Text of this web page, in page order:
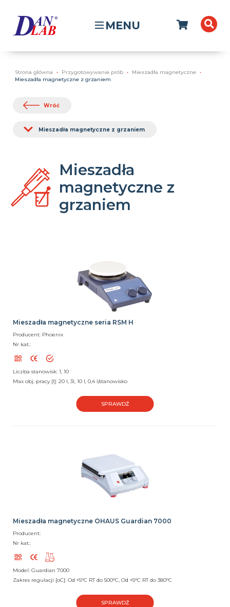
MENU
Strona główna Przygotowywanie prób
Mieszadła magnetyczne
Mieszadła magnetyczne z grzaniem
Wróć
Mieszadła magnetyczne z grzaniem
Mieszadła
magnetyczne z
grzaniem
Mieszadła magnetyczne seria RSM H
Producent: Phoenix
Nr kat.:
Liczba stanowisk: 1, 10
Max obj. pracy [l]: 20 l, 3l, 10 l, 0,4 l/stanowisko
SPRAWDŹ
Mieszadła magnetyczne OHAUS Guardian 7000
Producent:
Nr kat.:
Model: Guardian 7000
Zakres regulacji [oC]: Od +5°C RT do 500°C, Od +5°C RT do 380°C
SPRAWDŹ